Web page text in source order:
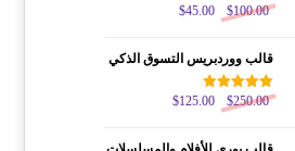
تم التقييم
من 5
$100.00
$45.00
قالب ووردبريس التسوق الذكي
تم التقييم
من 5
$250.00
$125.00